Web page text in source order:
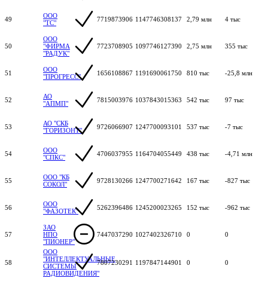
49
ООО
"ТС"
7719873906 1147746308137 2,79 млн 4 тыс
50
ООО
"ФИРМА
"РАДУК"
7723708905 1097746127390 2,75 млн 355 тыс
51
ООО
"ПРОГРЕСС"
1656108867 1191690061750 810 тыс -25,8 млн
52
АО
"АПМП"
7815003976 1037843015363 542 тыс 97 тыс
53
АО "СКБ
"ГОРИЗОНТ"
9726066907 1247700093101 537 тыс -7 тыс
54
ООО
"СПКС"
4706037955 1164704055449 438 тыс -4,71 млн
55
ООО "КБ
СОКОЛ"
9728130266 1247700271642 167 тыс -827 тыс
56
ООО
"ФАЗОТЕК"
5262396486 1245200023265 152 тыс -962 тыс
57
ЗАО
НПО
"ПИОНЕР"
7447037290 1027402326710 0 0
58
ООО
"ИНТЕЛЛЕКТУАЛЬНЫЕ
СИСТЕМЫ
РАДИОВИДЕНИЯ"
7807230291 1197847144901 0 0